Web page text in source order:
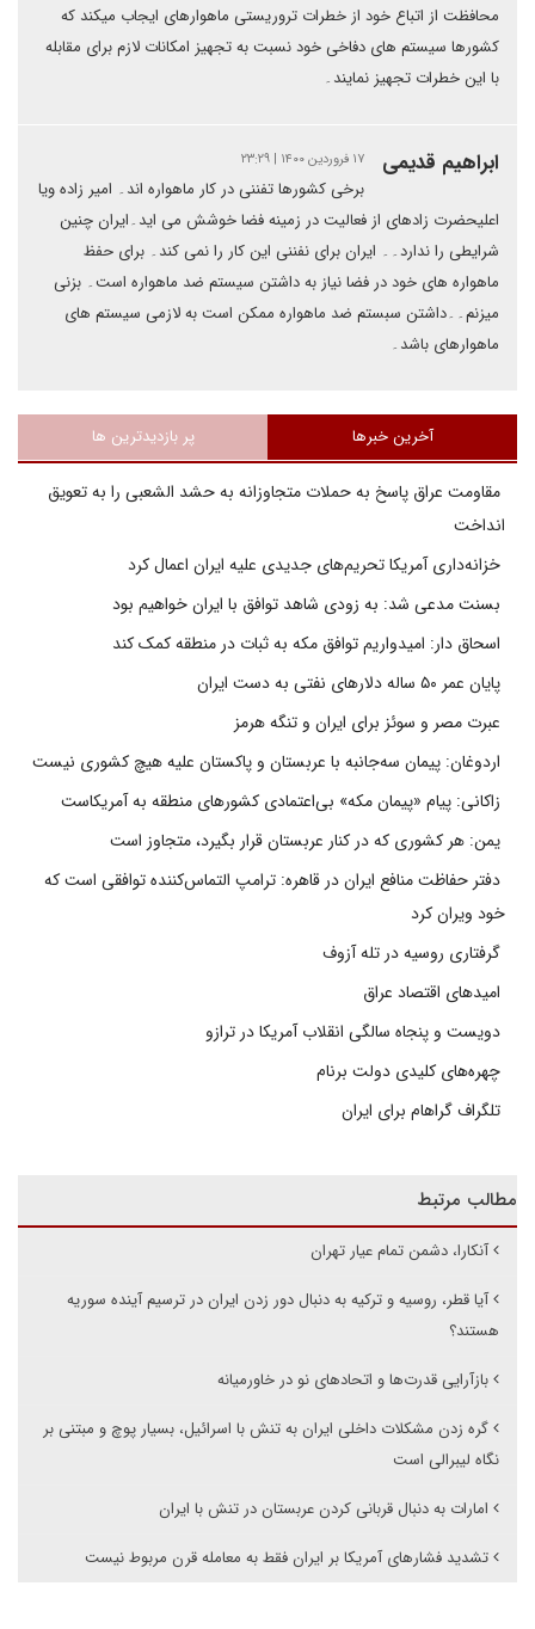
محافظت از اتباع خود از خطرات تروریستی ماهوارهای ایجاب میکند که
کشورها سیستم های دفاخی خود نسبت به تجهیز امکانات لازم برای مقابله
با این خطرات تجهیز نمایند۔
ابراهیم قدیمی ۱۷ فروردین ۱۴۰۰ | ۲۳:۲۹
برخی کشورها تفننی در کار ماهواره اند۔ امیر زاده ویا
اعلیحضرت زادهای از فعالیت در زمینه فضا خوشش می اید۔ایران چنین
شرایطی را ندارد۔۔ ایران برای نفننی این کار را نمی کند۔ برای حفظ
ماهواره های خود در فضا نیاز به داشتن سیستم ضد ماهواره است۔ بزنی
میزنم۔۔داشتن سبستم ضد ماهواره ممکن است به لازمی سیستم های
ماهوارهای باشد۔
آخرین خبرها پر بازدیدترین ها
مقاومت عراق پاسخ به حملات متجاوزانه به حشد الشعبی را به تعویق
انداخت
خزانه‌داری آمریکا تحریم‌های جدیدی علیه ایران اعمال کرد
بسنت مدعی شد: به زودی شاهد توافق با ایران خواهیم بود
اسحاق دار: امیدواریم توافق مکه به ثبات در منطقه کمک کند
پایان عمر ۵۰ ساله دلارهای نفتی به دست ایران
عبرت مصر و سوئز برای ایران و تنگه هرمز
اردوغان: پیمان سه‌جانبه با عربستان و پاکستان علیه هیچ کشوری نیست
زاکانی: پیام «پیمان مکه» بی‌اعتمادی کشورهای منطقه به آمریکاست
یمن: هر کشوری که در کنار عربستان قرار بگیرد، متجاوز است
دفتر حفاظت منافع ایران در قاهره: ترامپ التماس‌کننده توافقی است که
خود ویران کرد
گرفتاری روسیه در تله آزوف
امیدهای اقتصاد عراق
دویست و پنجاه سالگی انقلاب آمریکا در ترازو
چهره‌های کلیدی دولت برنام
تلگراف گراهام برای ایران
مطالب مرتبط
آنکارا، دشمن تمام عیار تهران
آیا قطر، روسیه و ترکیه به دنبال دور زدن ایران در ترسیم آینده سوریه
هستند؟
بازآرایی قدرت‌ها و اتحادهای نو در خاورمیانه
گره زدن مشکلات داخلی ایران به تنش با اسرائیل، بسیار پوچ و مبتنی بر
نگاه لیبرالی است
امارات به دنبال قربانی کردن عربستان در تنش با ایران
تشدید فشارهای آمریکا بر ایران فقط به معامله قرن مربوط نیست